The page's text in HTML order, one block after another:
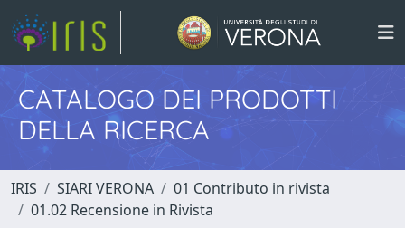
CATALOGO DEI PRODOTTI
DELLA RICERCA
IRIS SIARI VERONA
01 Contributo in rivista
01.02 Recensione in Rivista